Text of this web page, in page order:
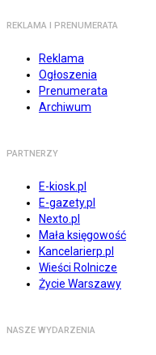
REKLAMA I PRENUMERATA
Reklama
Ogłoszenia
Prenumerata
Archiwum
PARTNERZY
E-kiosk.pl
E-gazety.pl
Nexto.pl
Mała księgowość
Kancelarierp.pl
Wieści Rolnicze
Życie Warszawy
NASZE WYDARZENIA